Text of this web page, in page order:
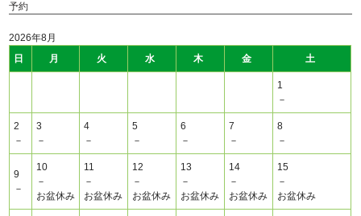
予約
2026年8月
日
月 火 水 木 金 土
1
－
2
－
3
－
4
－
5
－
6
－
7
－
8
－
9
－
10
－
お盆休み
11
－
お盆休み
12
－
お盆休み
13
－
お盆休み
14
－
お盆休み
15
－
お盆休み